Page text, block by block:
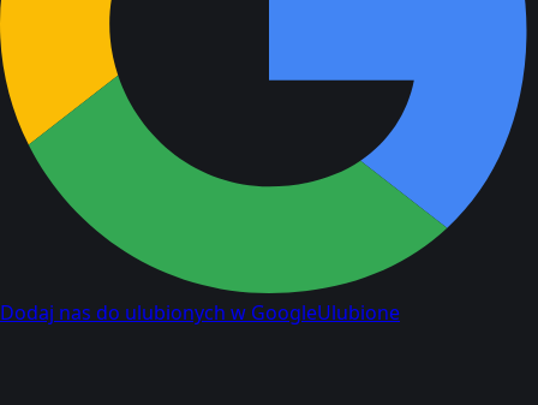
Dodaj nas do ulubionych w GoogleUlubione